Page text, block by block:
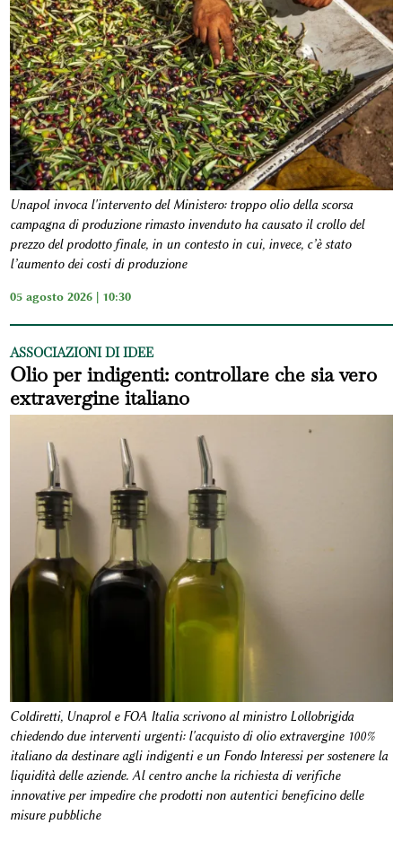
Unapol invoca l'intervento del Ministero: troppo olio della scorsa
campagna di produzione rimasto invenduto ha causato il crollo del
prezzo del prodotto finale, in un contesto in cui, invece, c’è stato
l’aumento dei costi di produzione
05 agosto 2026 | 10:30
ASSOCIAZIONI DI IDEE
Olio per indigenti: controllare che sia vero
extravergine italiano
Coldiretti, Unaprol e FOA Italia scrivono al ministro Lollobrigida
chiedendo due interventi urgenti: l'acquisto di olio extravergine 100%
italiano da destinare agli indigenti e un Fondo Interessi per sostenere la
liquidità delle aziende. Al centro anche la richiesta di verifiche
innovative per impedire che prodotti non autentici beneficino delle
misure pubbliche